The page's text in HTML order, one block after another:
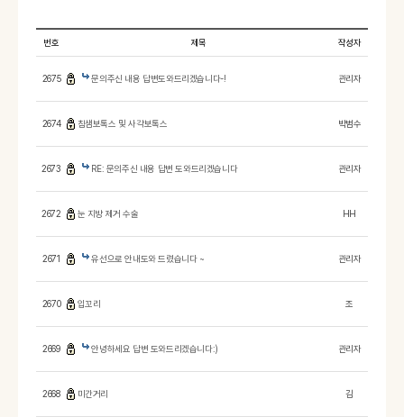
번호 제목 작성자
2675 문의주신 내용 답변도와드리겠습니다-! 관리자
2674 침샘보톡스 및 사각보톡스 박범수
2673 RE: 문의주신 내용 답변 도와드리겠습니다 관리자
2672 눈 지방 제거 수술 HH
2671 유선으로 안내도와 드렸습니다 ~ 관리자
2670 입꼬리 조
2669 안녕하세요 답변 도와드리겠습니다:) 관리자
2668 미간거리 김